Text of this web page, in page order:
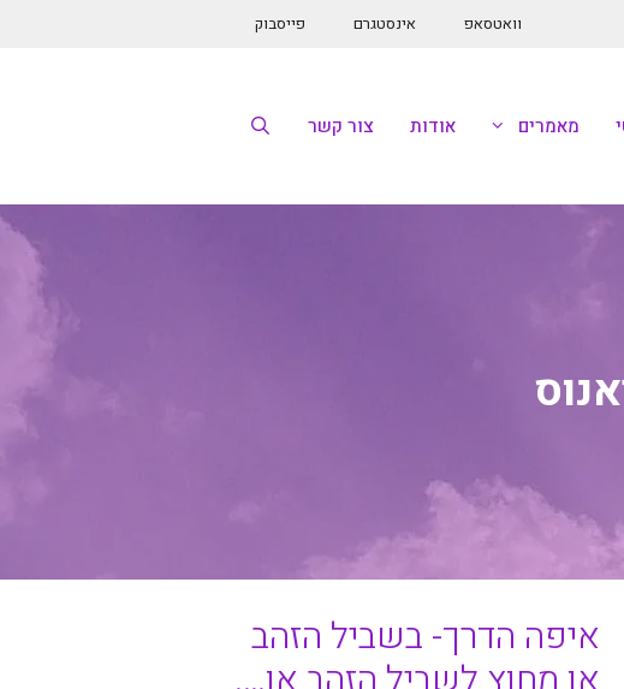
פייסבוק אינסטגרם וואטסאפ
מאמרים אודות צור קשר
איפה הדרך- בשביל הזהב